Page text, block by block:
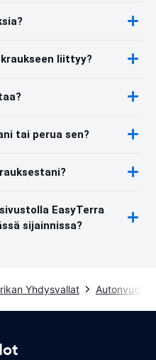
liittyy?
tai perua sen?
EasyTerra
sijainnissa?
Yhdysvallat